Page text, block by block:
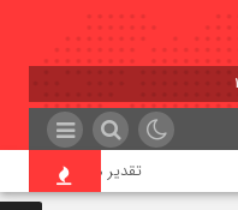
تقدیر معاون اول